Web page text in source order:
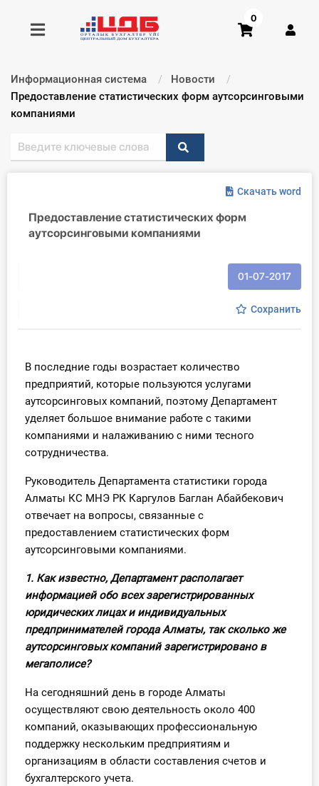
Получить консультацию
Главная ИС
Консультации
Вебинары
Справочник бухгалтера
Практика ИП
Кадры. Труд. Зарплата.
Учет по отраслям
Юридический помощник
Интернет-магазин
О Системе
Тарифы
Тестирование для
бухгалтера
0
Информационная система
Новости
Текущий:
Предоставление статистических форм аутсорсинговыми
компаниями
Скачать word
Предоставление статистических форм
аутсорсинговыми компаниями
01-07-2017
Сохранить
В последние годы возрастает количество
предприятий, которые пользуются услугами
аутсорсинговых компаний, поэтому Департамент
уделяет большое внимание работе с такими
компаниями и налаживанию с ними тесного
сотрудничества.
Руководитель Департамента статистики города
Алматы КС МНЭ РК Каргулов Баглан Абайбекович
отвечает на вопросы, связанные с
предоставлением статистических форм
аутсорсинговыми компаниями.
1. Как известно, Департамент располагает
информацией обо всех зарегистрированных
юридических лицах и индивидуальных
предпринимателей города Алматы, так сколько же
аутсорсинговых компаний зарегистрировано в
мегаполисе?
На сегодняшний день в городе Алматы
осуществляют свою деятельность около 400
компаний, оказывающих профессиональную
поддержку нескольким предприятиям и
организациям в области составления счетов и
бухгалтерского учета.